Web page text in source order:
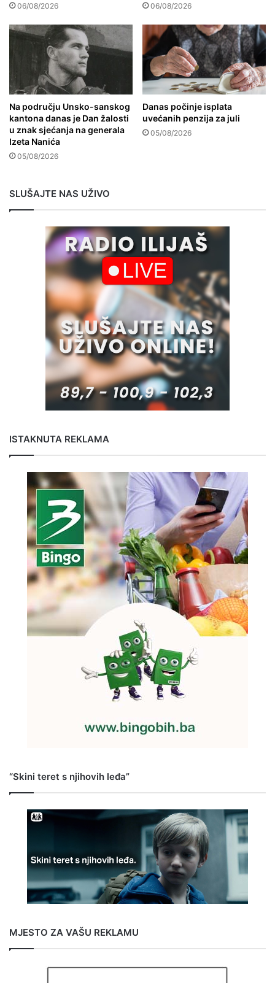
06/08/2026 06/08/2026
Na području Unsko-sanskog
kantona danas je Dan žalosti
u znak sjećanja na generala
Izeta Nanića
05/08/2026
Danas počinje isplata
uvećanih penzija za juli
05/08/2026
SLUŠAJTE NAS UŽIVO
ISTAKNUTA REKLAMA
“Skini teret s njihovih leđa”
MJESTO ZA VAŠU REKLAMU